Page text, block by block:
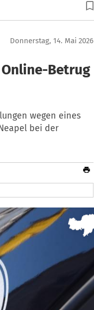
Donnerstag, 14. Mai 2026
Online-Betrug
wegen eines
bei der